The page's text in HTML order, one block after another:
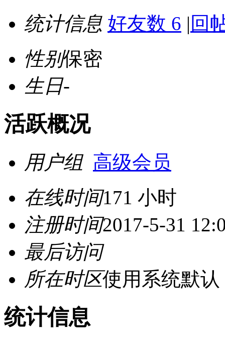
统计信息 好友数 6 | 回
性别保密
生日-
活跃概况
用户组 高级会员
在线时间171 小时
注册时间2017-5-31
最后访问
所在时区使用系统默认
统计信息